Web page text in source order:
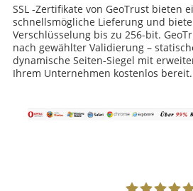
SSL -Zertifikate von GeoTrust bieten
schnellsmögliche Lieferung und
Verschlüsselung bis zu 256-bit.
nach gewählter Validierung –
dynamische Seiten-Siegel mit
Ihrem Unternehmen kostenlos bereit.